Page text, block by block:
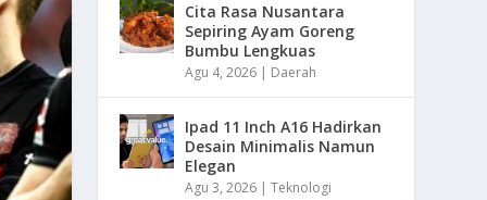
Cita Rasa Nusantara
Sepiring Ayam Goreng
Bumbu Lengkuas
Agu 4, 2026 | Daerah
Ipad 11 Inch A16 Hadirkan
Desain Minimalis Namun
Elegan
Agu 3, 2026 |Teknologi